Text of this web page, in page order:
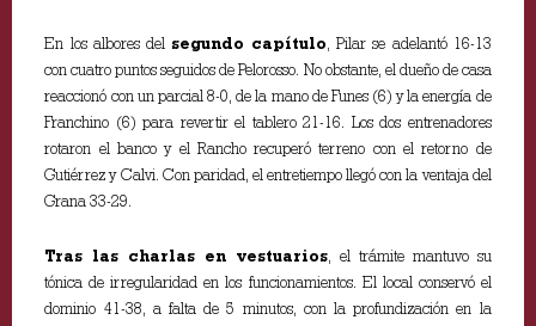
En los albores del segundo capítulo, Pilar se adelantó 16-13
con cuatro puntos seguidos de Pelorosso. No obstante, el dueño de casa
reaccionó con un parcial 8-0, de la mano de Funes (6) y la energía de
Franchino (6) para revertir el tablero 21-16. Los dos entrenadores
rotaron el banco y el Rancho recuperó terreno con el retorno de
Gutiérrez y Calvi. Con paridad, el entretiempo llegó con la ventaja del
Grana 33-29.
Tras las charlas en vestuarios, el trámite mantuvo su
tónica de irregularidad en los funcionamientos. El local conservó el
dominio 41-38, a falta de 5 minutos, con la profundización en la